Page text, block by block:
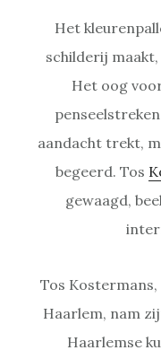
Het
schilderij
Het oog
aandacht trekt,
begeerd. Tos
gewaagd,
Tos Kostermans,
Haarlem, nam
Haarlemse